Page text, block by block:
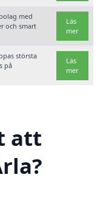
med
och smart
Läs
mer
största
på
Läs
mer
att